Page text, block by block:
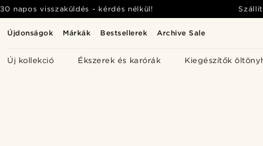
Újdonságok Márkák Bestsellerek Archive Sale
Új kollekció Ékszerek és karórák Kiegészítők
30 napos visszaküldés - kérdés nélkül!